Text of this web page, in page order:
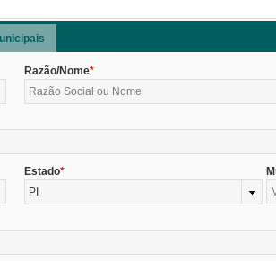
Razão/Nome
Estado
PI